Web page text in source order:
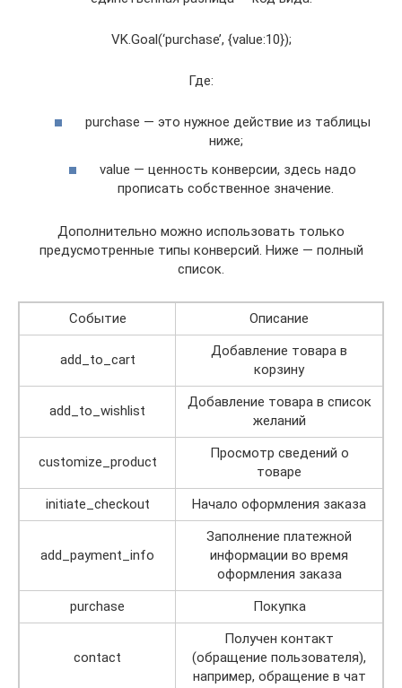
VK.Goal(‘purchase’, {value:10});
Где:
purchase — это нужное действие из таблицы
ниже;
value — ценность конверсии, здесь надо
прописать собственное значение.
Дополнительно можно использовать только
предусмотренные типы конверсий. Ниже — полный
список.
Событие Описание
add_to_cart
Добавление товара в
корзину
add_to_wishlist
Добавление товара в список
желаний
customize_product
Просмотр сведений о
товаре
initiate_checkout
Начало оформления заказа
add_payment_info
Заполнение платежной
информации во время
оформления заказа
purchase
Покупка
contact
Получен контакт
(обращение пользователя),
например, обращение в чат